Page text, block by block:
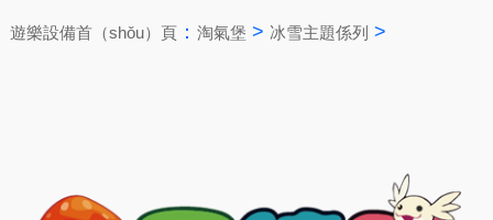
遊樂設備首（shǒu）頁： 淘氣堡 > 冰雪主題係列 >